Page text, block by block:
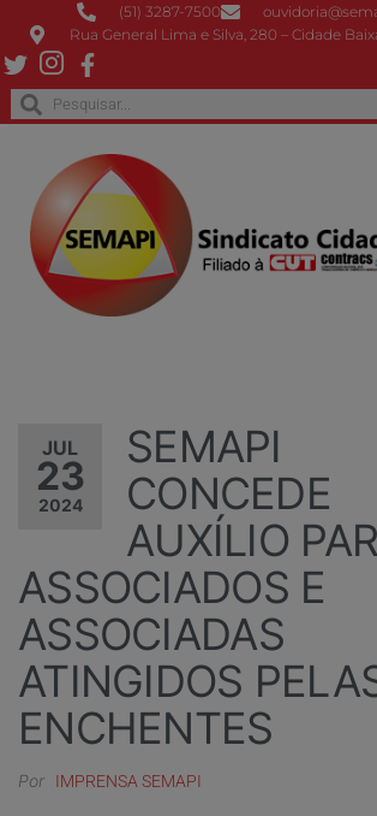
(51) 3287-7500
Rua General Lima e Silva, 280 – Cidade
JUL
23
2024
SEMAPI
CONCEDE
AUXÍLIO
ASSOCIADOS E
ASSOCIADAS
ATINGIDOS
ENCHENTES
Por IMPRENSA SEMAPI